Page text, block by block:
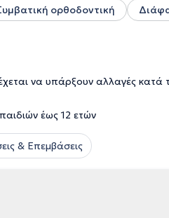
χειρουργικής,
και πορσελάνης ενώ
ορθοδοντική
να υπάρξουν αλλαγές κατά
έως 12 ετών
& Επεμβάσεις